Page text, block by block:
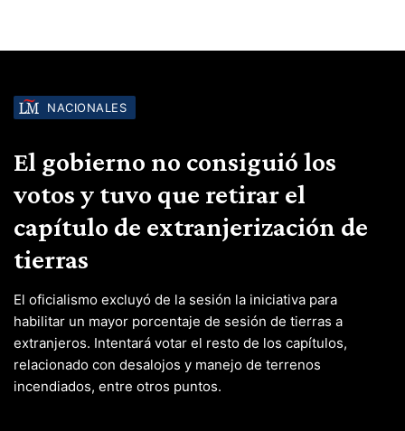
NACIONALES
El gobierno no consiguió los
votos y tuvo que retirar el
capítulo de extranjerización de
tierras
El oficialismo excluyó de la sesión la iniciativa para
habilitar un mayor porcentaje de sesión de tierras a
extranjeros. Intentará votar el resto de los capítulos,
relacionado con desalojos y manejo de terrenos
incendiados, entre otros puntos.